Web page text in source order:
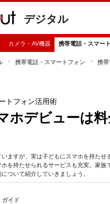
デジタル
カメラ・AV機器 携帯電話・スマー
携帯電話・スマートフォン 携
トフォン活用術
ホデビューは
ますが、実は子どもにスマホを持た
を持たせられるサービスも充実。家
ついて紹介していきましょう。
ガイド